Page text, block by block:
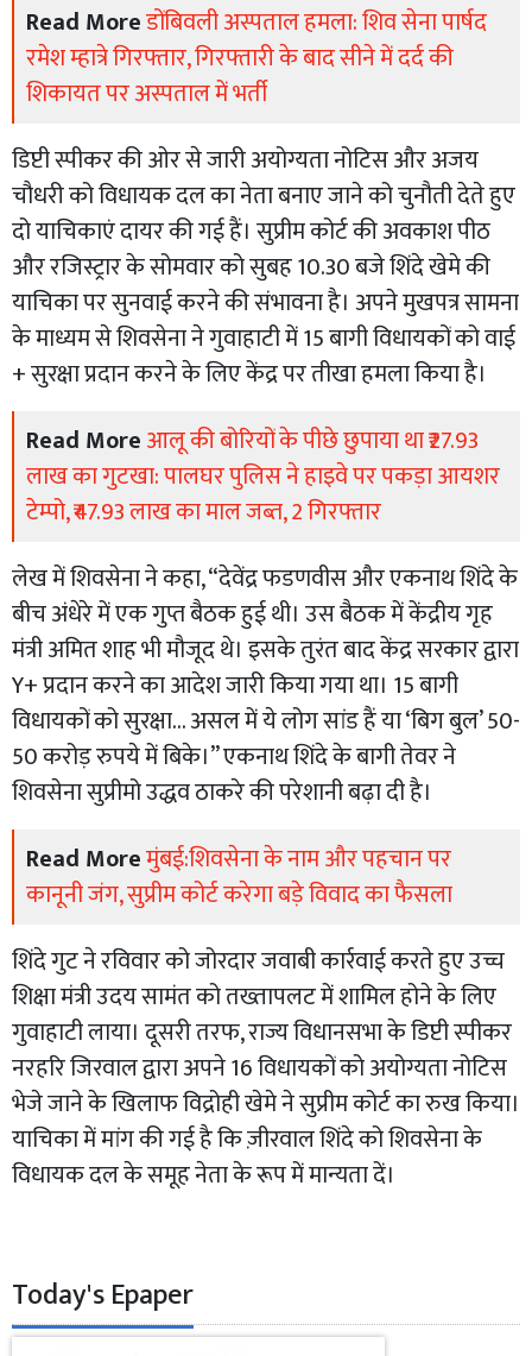
Read Moreडोंबिवली अस्पताल हमला: शिव सेना पार्षद
रमेश म्हात्रे गिरफ्तार, गिरफ्तारी के बाद सीने में दर्द की
शिकायत पर अस्पताल में भर्ती
डिप्टी स्पीकर की ओर से जारी अयोग्यता नोटिस और अजय
चौधरी को विधायक दल का नेता बनाए जाने को चुनौती देते हुए
दो याचिकाएं दायर की गई हैं। सुप्रीम कोर्ट की अवकाश पीठ
और रजिस्ट्रार के सोमवार को सुबह 10.30 बजे शिंदे खेमे की
याचिका पर सुनवाई करने की संभावना है। अपने मुखपत्र सामना
के माध्यम से शिवसेना ने गुवाहाटी में 15 बागी विधायकों को वाई
+ सुरक्षा प्रदान करने के लिए केंद्र पर तीखा हमला किया है।
Read Moreआलू की बोरियों के पीछे छुपाया था ₹27.93
लाख का गुटखा: पालघर पुलिस ने हाइवे पर पकड़ा आयशर
टेम्पो, ₹47.93 लाख का माल जब्त, 2 गिरफ्तार
लेख में शिवसेना ने कहा, “देवेंद्र फडणवीस और एकनाथ शिंदे के
बीच अंधेरे में एक गुप्त बैठक हुई थी। उस बैठक में केंद्रीय गृह
मंत्री अमित शाह भी मौजूद थे। इसके तुरंत बाद केंद्र सरकार द्वारा
Y+ प्रदान करने का आदेश जारी किया गया था। 15 बागी
विधायकों को सुरक्षा… असल में ये लोग सांड हैं या ‘बिग बुल’ 50-
50 करोड़ रुपये में बिके।” एकनाथ शिंदे के बागी तेवर ने
शिवसेना सुप्रीमो उद्धव ठाकरे की परेशानी बढ़ा दी है।
Read Moreमुंबई:शिवसेना के नाम और पहचान पर
कानूनी जंग, सुप्रीम कोर्ट करेगा बड़े विवाद का फैसला
शिंदे गुट ने रविवार को जोरदार जवाबी कार्रवाई करते हुए उच्च
शिक्षा मंत्री उदय सामंत को तख्तापलट में शामिल होने के लिए
गुवाहाटी लाया। दूसरी तरफ, राज्य विधानसभा के डिप्टी स्पीकर
नरहरि जिरवाल द्वारा अपने 16 विधायकों को अयोग्यता नोटिस
भेजे जाने के खिलाफ विद्रोही खेमे ने सुप्रीम कोर्ट का रुख किया।
याचिका में मांग की गई है कि ज़ीरवाल शिंदे को शिवसेना के
विधायक दल के समूह नेता के रूप में मान्यता दें।
Today's Epaper